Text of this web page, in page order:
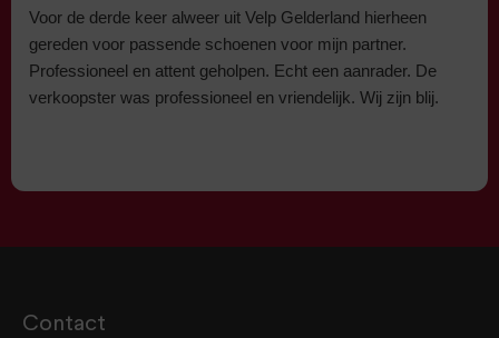
Voor de derde keer alweer uit Velp Gelderland hierheen
gereden voor passende schoenen voor mijn partner.
Professioneel en attent geholpen. Echt een aanrader. De
verkoopster was professioneel en vriendelijk. Wij zijn blij.
Contact